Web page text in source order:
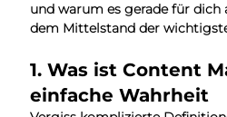
und warum es gerade für dich
dem Mittelstand der
1. Was ist Content
einfache Wahrheit